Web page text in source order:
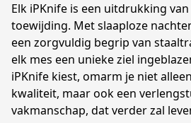
Elk iPKnife is een uitdrukking
toewijding. Met slaaploze
een zorgvuldig begrip van
elk mes een unieke ziel
iPKnife kiest, omarm je niet
kwaliteit, maar ook een
vakmanschap, dat verder zal